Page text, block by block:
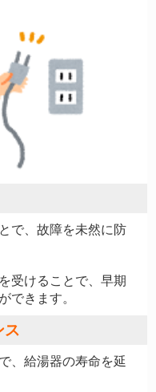
で、故障を未然に防
受けることで、早期
できます。
ス
、給湯器の寿命を延